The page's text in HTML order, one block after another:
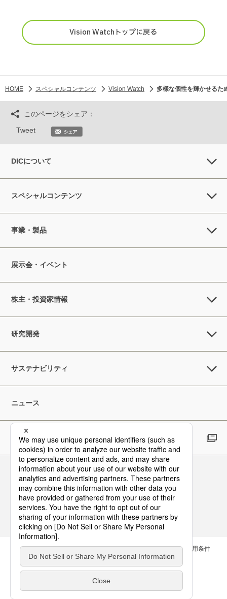
Vision Watchトップに戻る
HOME スペシャルコンテンツ Vision Watch 多様な個性を輝かせるた
このページをシェア：
Tweet
DICについて
スペシャルコンテンツ
事業・製品
展示会・イベント
株主・投資家情報
研究開発
サステナビリティ
ニュース
採用情報
Follow Us
お問い合わせ サイトマップ メールマガジン
ご利用条件
個人情報保護方針